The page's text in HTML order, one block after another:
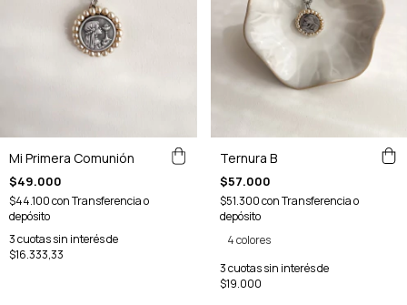
Mi Primera Comunión
$49.000
$44.100conTransferencia o
depósito
3cuotas sin interés de
$16.333,33
Ternura B
$57.000
$51.300conTransferencia o
depósito
4 colores
3cuotas sin interés de
$19.000